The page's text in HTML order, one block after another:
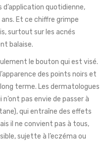
quotidienne,
Et ce chiffre grimpe
surtout sur les acnés
balaise.
le bouton qui est visé.
des points noirs et
terme. Les dermatologues
n’ont pas envie de passer à
qui entraîne des effets
il ne convient pas à tous,
sujette à l’eczéma ou